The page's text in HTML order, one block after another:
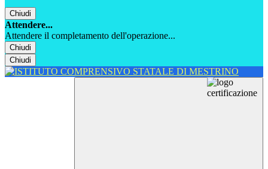
Chiudi
Attendere...
Attendere il completamento dell'operazione...
Chiudi
Chiudi